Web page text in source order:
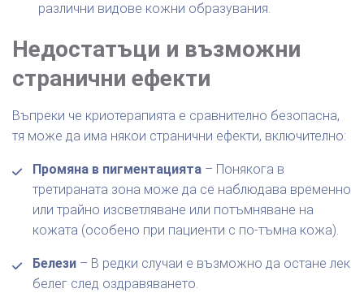
различни видове кожни образувания.
Недостатъци и възможни
странични ефекти
Въпреки че криотерапията е сравнително безопасна,
тя може да има някои странични ефекти, включително:
Промяна в пигментацията – Понякога в
третираната зона може да се наблюдава временно
или трайно изсветляване или потъмняване на
кожата (особено при пациенти с по-тъмна кожа).
Белези – В редки случаи е възможно да остане лек
белег след оздравяването.